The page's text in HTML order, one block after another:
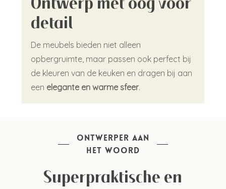
Ontwerp met oog voor
detail
De meubels bieden niet alleen
opbergruimte, maar passen ook perfect bij
de kleuren van de keuken en dragen bij aan
een elegante en warme sfeer.
ONTWERPER AAN
HET WOORD
Superpraktische en
Close
Close